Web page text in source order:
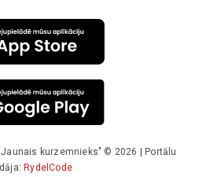
kurzemnieks" © 2026 | Portālu
RydelCode